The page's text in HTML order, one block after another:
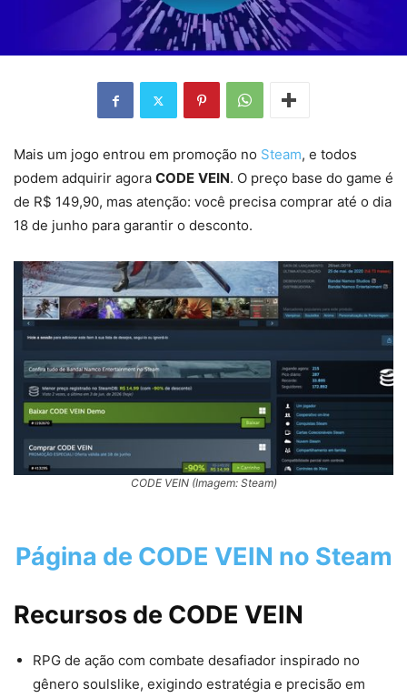
Mais um jogo entrou em promoção no Steam, e todos
podem adquirir agora CODE VEIN. O preço base do game é
de R$ 149,90, mas atenção: você precisa comprar até o dia
18 de junho para garantir o desconto.
CODE VEIN (Imagem: Steam)
Página de CODE VEIN no Steam
Recursos de CODE VEIN
RPG de ação com combate desafiador inspirado no
gênero soulslike, exigindo estratégia e precisão em